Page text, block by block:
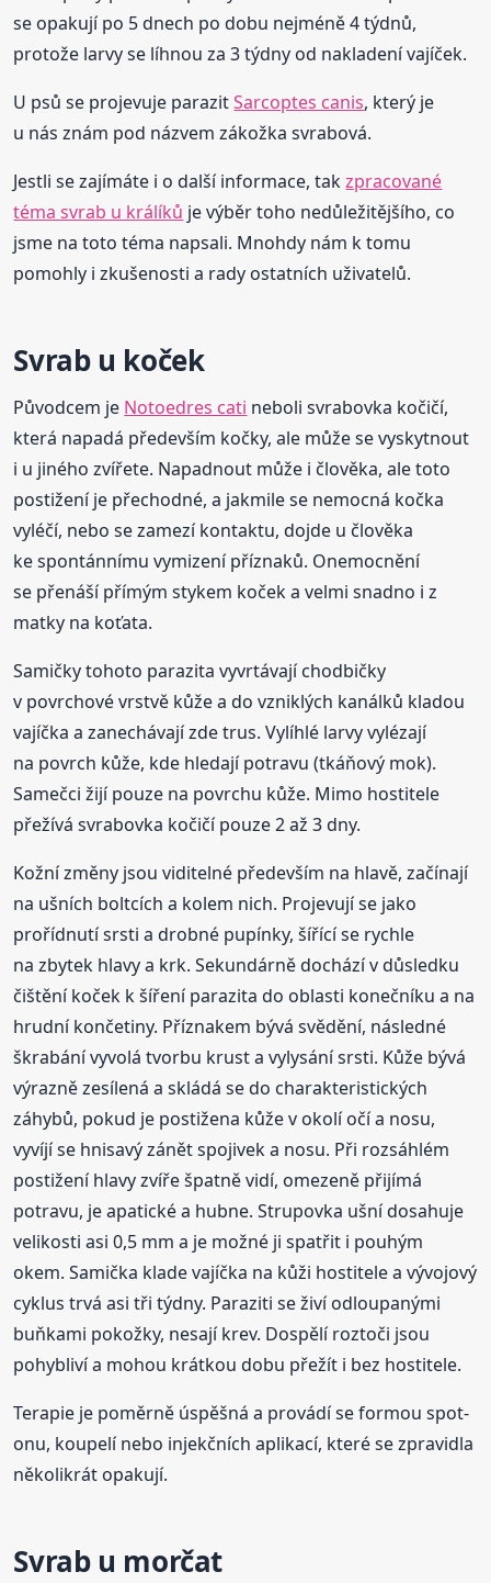
se opakují po 5 dnech po dobu nejméně 4 týdnů,
protože larvy se líhnou za 3 týdny od nakladení vajíček.
U psů se projevuje parazitSarcoptes canis, který je
u nás znám pod názvem zákožka svrabová.
Jestli se zajímáte i o další informace, takzpracované
téma svrab u králíků je výběr toho nedůležitějšího, co
jsme na toto téma napsali. Mnohdy nám k tomu
pomohly i zkušenosti a rady ostatních uživatelů.
Svrab u koček
Původcem je Notoedres cati neboli svrabovka kočičí,
která napadá především kočky, ale může se vyskytnout
i u jiného zvířete. Napadnout může i člověka, ale toto
postižení je přechodné, a jakmile se nemocná kočka
vyléčí, nebo se zamezí kontaktu, dojde u člověka
ke spontánnímu vymizení příznaků. Onemocnění
se přenáší přímým stykem koček a velmi snadno i z
matky na koťata.
Samičky tohoto parazita vyvrtávají chodbičky
v povrchové vrstvě kůže a do vzniklých kanálků kladou
vajíčka a zanechávají zde trus. Vylíhlé larvy vylézají
na povrch kůže, kde hledají potravu (tkáňový mok).
Samečci žijí pouze na povrchu kůže. Mimo hostitele
přežívá svrabovka kočičí pouze 2 až 3 dny.
Kožní změny jsou viditelné především na hlavě, začínají
na ušních boltcích a kolem nich. Projevují se jako
prořídnutí srsti a drobné pupínky, šířící se rychle
na zbytek hlavy a krk. Sekundárně dochází v důsledku
čištění koček k šíření parazita do oblasti konečníku a na
hrudní končetiny. Příznakem bývá svědění, následné
škrabání vyvolá tvorbu krust a vylysání srsti. Kůže bývá
výrazně zesílená a skládá se do charakteristických
záhybů, pokud je postižena kůže v okolí očí a nosu,
vyvíjí se hnisavý zánět spojivek a nosu. Při rozsáhlém
postižení hlavy zvíře špatně vidí, omezeně přijímá
potravu, je apatické a hubne. Strupovka ušní dosahuje
velikosti asi 0,5 mm a je možné ji spatřit i pouhým
okem. Samička klade vajíčka na kůži hostitele a vývojový
cyklus trvá asi tři týdny. Paraziti se živí odloupanými
buňkami pokožky, nesají krev. Dospělí roztoči jsou
pohybliví a mohou krátkou dobu přežít i bez hostitele.
Terapie je poměrně úspěšná a provádí se formou spot-
onu, koupelí nebo injekčních aplikací, které se zpravidla
několikrát opakují.
Svrab u morčat